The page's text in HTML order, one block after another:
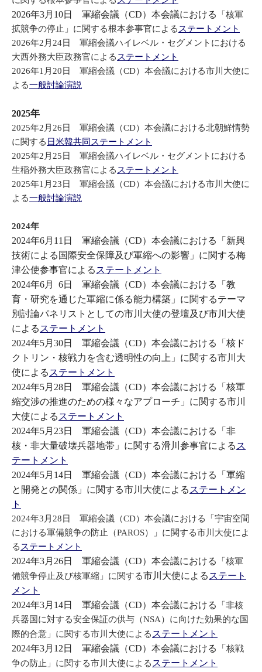
2026年3月10日 軍縮会議（CD）本会議における
「核軍
拡競争の停止」に関する根本参事官による ステートメント
2026年2月24日 軍縮会議ハイレベル・セグメントにおける
大西外務大臣政務官による ステートメント
2026年1月20日 軍縮会議（CD）本会議における市川大使に
よる一般討論演説
2025年
2025年2月26日 軍縮会議（CD）本会議における北朝鮮情勢
に関する 日米韓共同ステートメント
2025年2月25日 軍縮会議ハイレベル・セグメントにおける
生稲外務大臣政務官による ステートメント
2025年1月23日 軍縮会議（CD）本会議における市川大使に
よる一般討論演説
2024年
2024年6月11日 軍縮会議（CD）本会議における
「新興
技術による国際安全保障及び軍縮への影響」に関する梅
津公使参事官による ステートメント
2024年6月 6日 軍縮会議（CD）本会議における
「教
育・研究を通じた軍縮に係る能力構築」に関するテーマ
別討論パネリストとしての市川大使の登壇及び市川大使
による ステートメント
2024年5月30日 軍縮会議（CD）本会議における
「核ド
クトリン・核戦力を含む透明性の向上」に関する市川大
使による ステートメント
2024年5月28日 軍縮会議（CD）本会議における
「核軍
縮交渉の推進のための様々なアプローチ」に関する市川
大使による ステートメント
2024年5月23日 軍縮会議（CD）本会議における
「非
核・非大量破壊兵器地帯」に関する滑川参事官による ス
テートメント
2024年5月14日 軍縮会議（CD）本会議における
「軍縮
と開発との関係」に関する市川大使による ステートメン
ト
2024年3月28日 軍縮会議（CD）本会議における「宇宙空間
における軍備競争の防止（PAROS）」に関する市川大使によ
る ステートメント
2024年3月26日 軍縮会議（CD）本会議における
「核軍
備競争停止及び核軍縮」に関する市川大使による ステート
メント
2024年3月14日 軍縮会議（CD）本会議における
「非核
兵器国に対する安全保証の供与（NSA）に向けた効果的な国
際的合意」に関する市川大使による ステートメント
2024年3月12日 軍縮会議（CD）本会議における「 核戦
争の防止」に関する市川大使による ステートメント